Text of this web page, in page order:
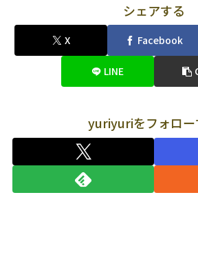
シェアする
X Facebook
LINE
yuriyuriをフォロー